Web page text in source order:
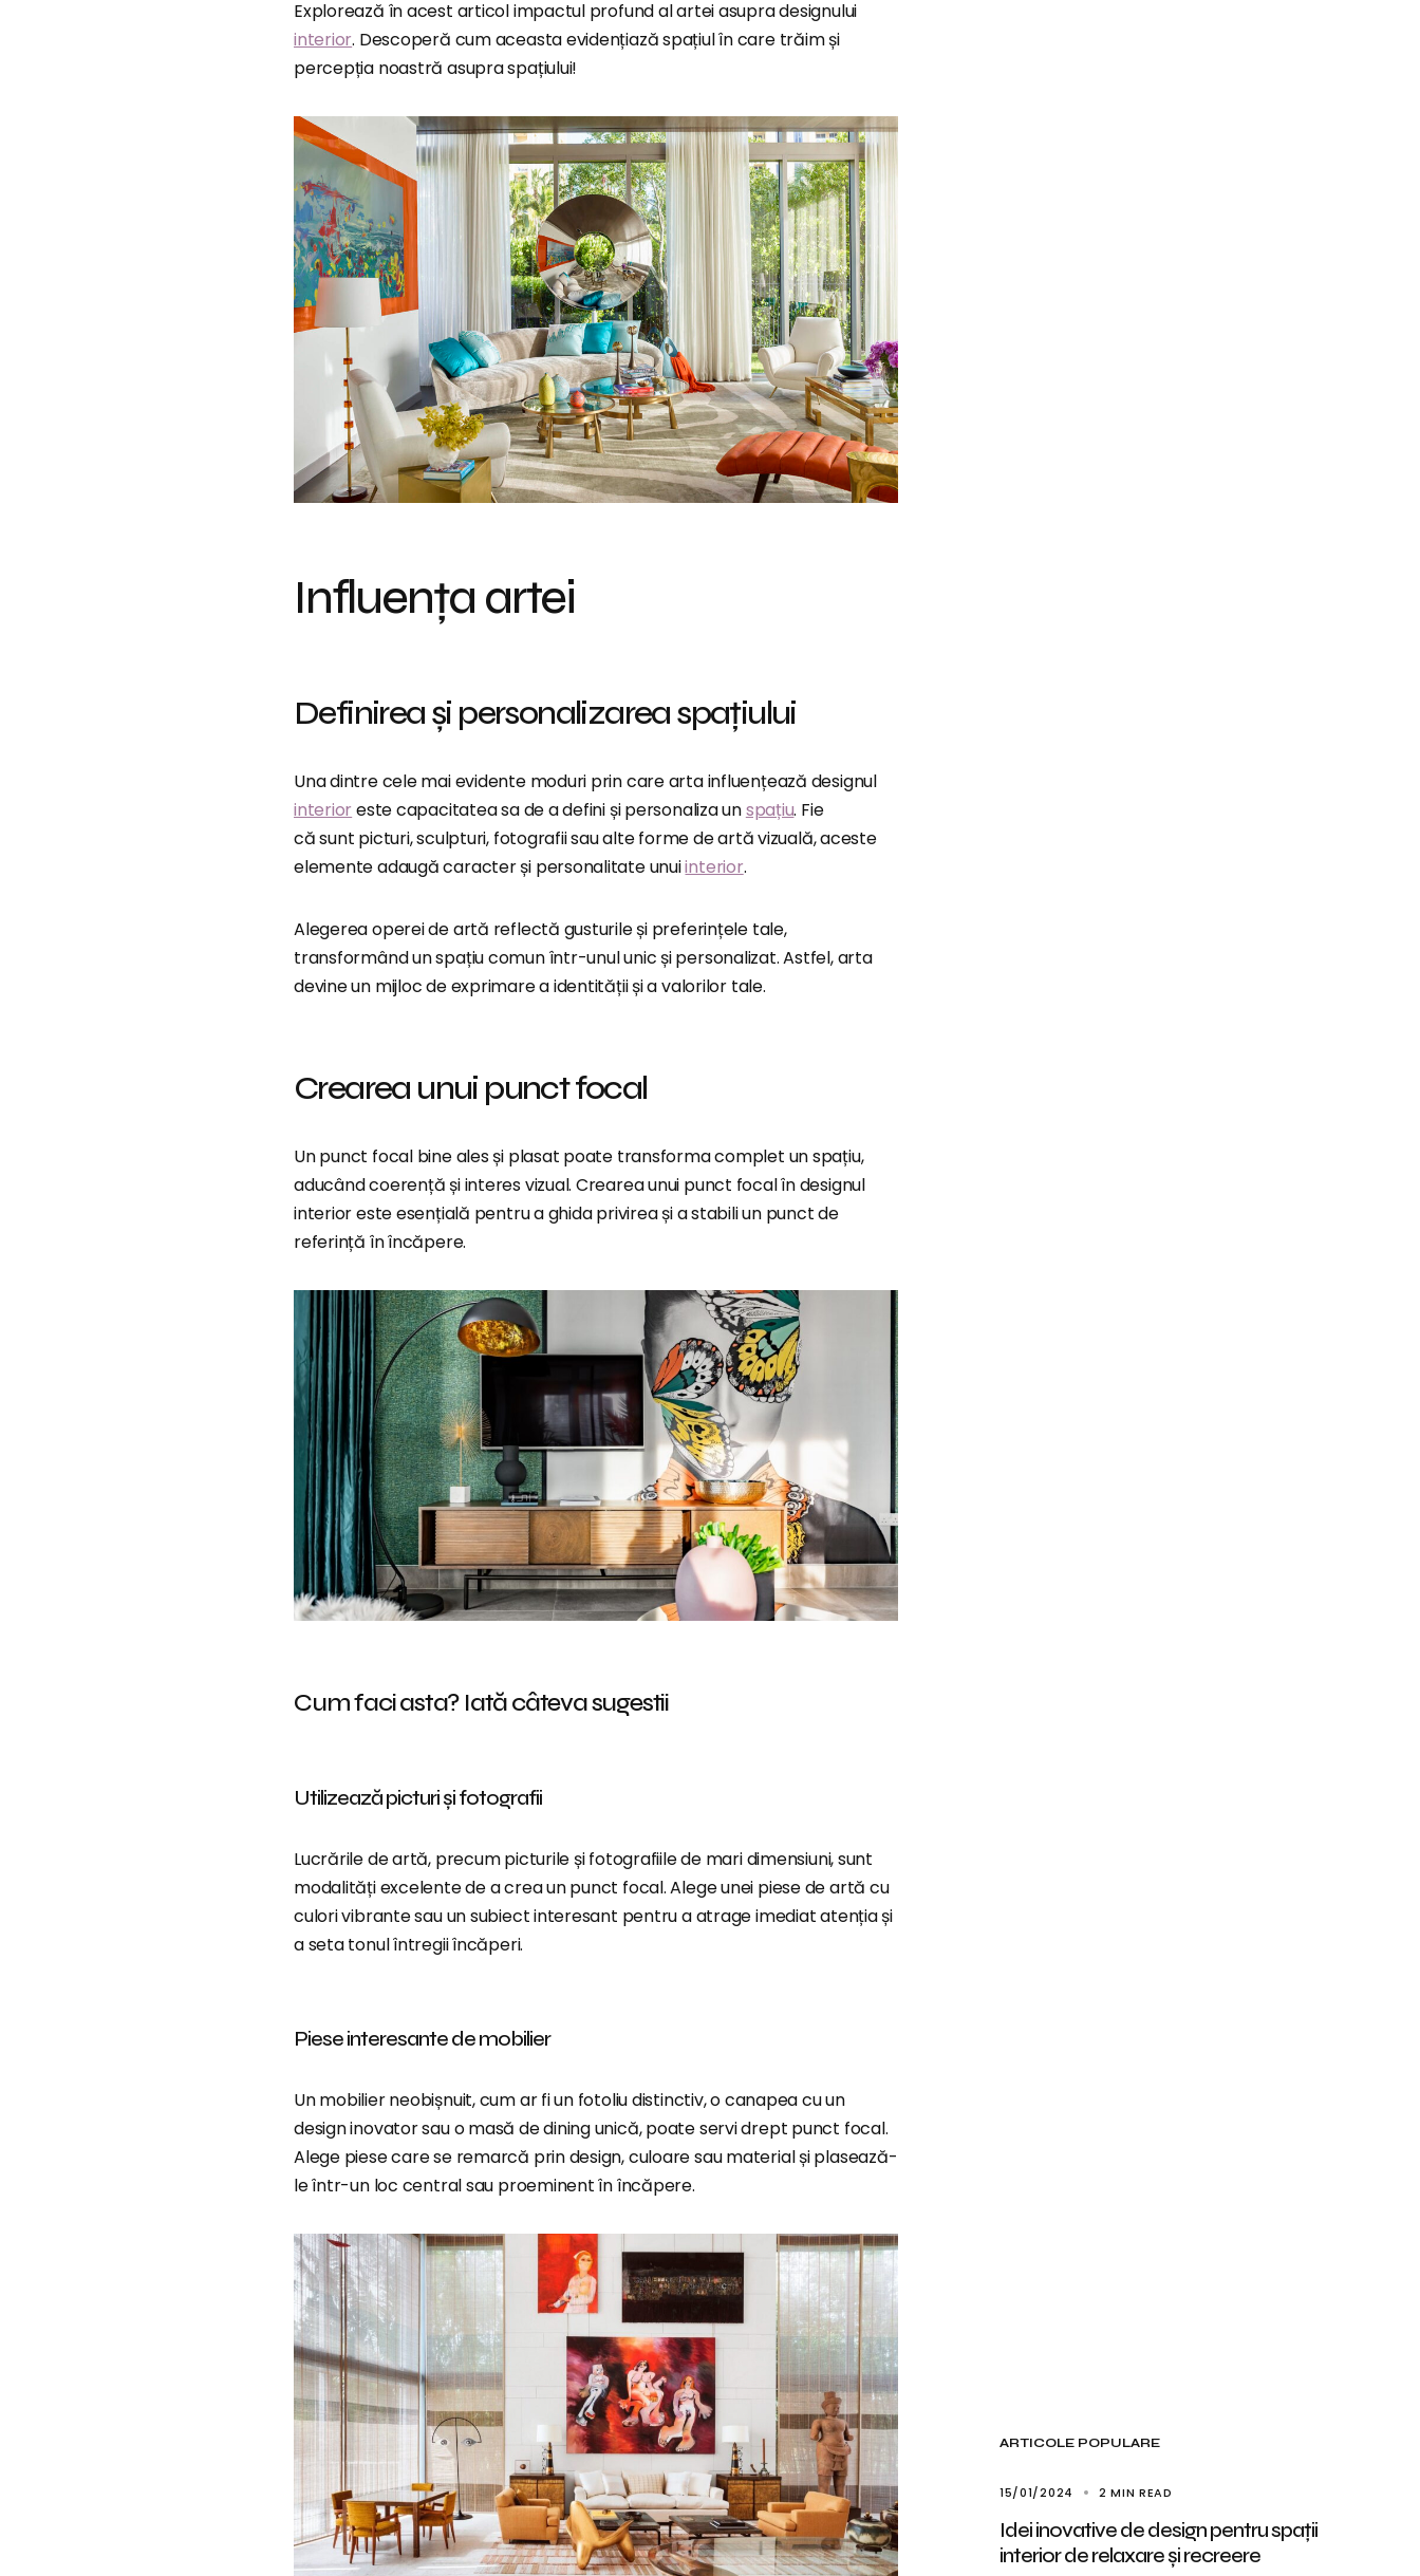
ARTICOLE POPULARE
15/01/2024 2 MIN READ
Idei inovative de design pentru spații
interior de relaxare și recreere
Explorează în acest articol impactul profund al artei asupra designului
interior. Descoperă cum aceasta evidențiază spațiul în care trăim și
percepția noastră asupra spațiului!
Influența artei
Definirea și personalizarea spațiului
Una dintre cele mai evidente moduri prin care arta influențează designul
interior este capacitatea sa de a defini și personaliza unspațiu. Fie
că sunt picturi, sculpturi, fotografii sau alte forme de artă vizuală, aceste
elemente adaugă caracter și personalitate unuiinterior.
Alegerea operei de artă reflectă gusturile și preferințele tale,
transformând un spațiu comun într-unul unic și personalizat. Astfel, arta
devine un mijloc de exprimare a identității și a valorilor tale.
Crearea unui punct focal
Un punct focal bine ales și plasat poate transforma complet un spațiu,
aducând coerență și interes vizual. Crearea unui punct focal în designul
interior este esențială pentru a ghida privirea și a stabili un punct de
referință în încăpere.
Cum faci asta? Iată câteva sugestii
Utilizează picturi și fotografii
Lucrările de artă, precum picturile și fotografiile de mari dimensiuni, sunt
modalități excelente de a crea un punct focal. Alege unei piese de artă cu
culori vibrante sau un subiect interesant pentru a atrage imediat atenția și
a seta tonul întregii încăperi.
Piese interesante de mobilier
Un mobilier neobișnuit, cum ar fi un fotoliu distinctiv, o canapea cu un
design inovator sau o masă de dining unică, poate servi drept punct focal.
Alege piese care se remarcă prin design, culoare sau material și plasează-
le într-un loc central sau proeminent în încăpere.